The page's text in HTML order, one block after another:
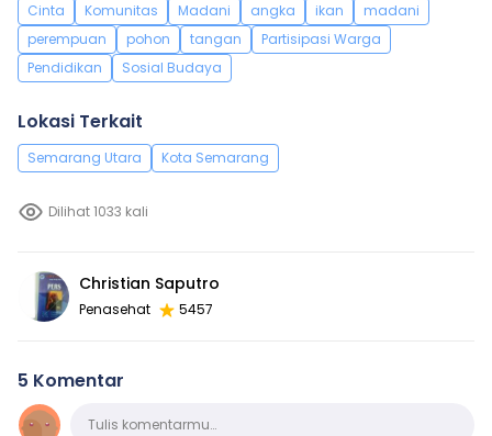
Cinta Komunitas Madani angka ikan
madani
perempuan
pohon tangan
Partisipasi Warga
Pendidikan
Sosial Budaya
Lokasi Terkait
Semarang Utara Kota Semarang
Dilihat 1033 kali
Christian Saputro
Penasehat 5457
5 Komentar
KomentarTulis komentarmu…